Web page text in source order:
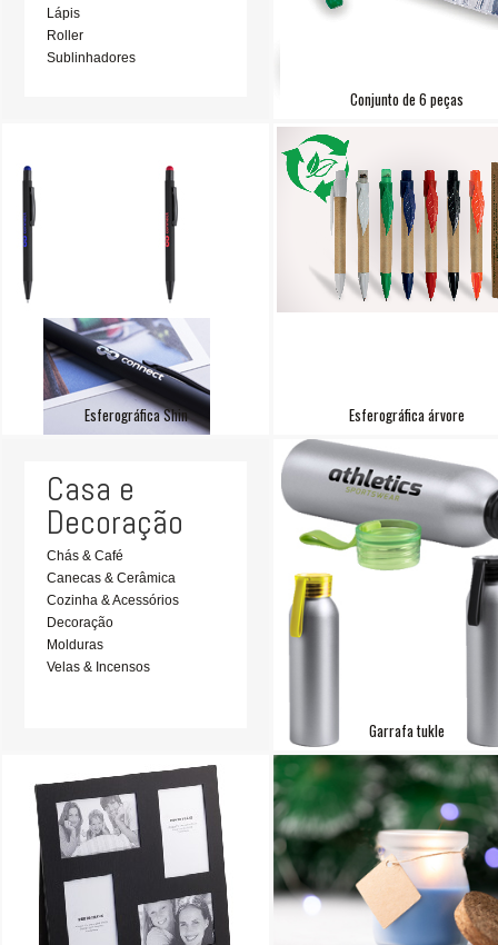
Lápis
Roller
Sublinhadores
Conjunto de 6 peças
Esferográfica Shin Esferográfica árvore
Casa e
Decoração
Chás & Café
Canecas & Cerâmica
Cozinha & Acessórios
Decoração
Molduras
Velas & Incensos
Garrafa tukle